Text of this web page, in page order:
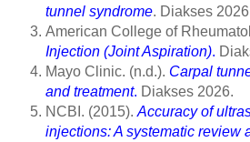
tunnel syndrome. Diakses
American College of
Injection (Joint Aspiration).
Mayo Clinic. (n.d.). Carpal
and treatment. Diakses 2026.
NCBI. (2015). Accuracy of
injections: A systematic review